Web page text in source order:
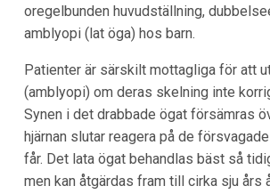
oregelbunden huvudställning,
amblyopi (lat öga) hos barn.
Patienter är särskilt mottagliga för att
(amblyopi) om deras skelning inte
Synen i det drabbade ögat försämras
hjärnan slutar reagera på de
får. Det lata ögat behandlas bäst så
men kan åtgärdas fram till cirka sju års